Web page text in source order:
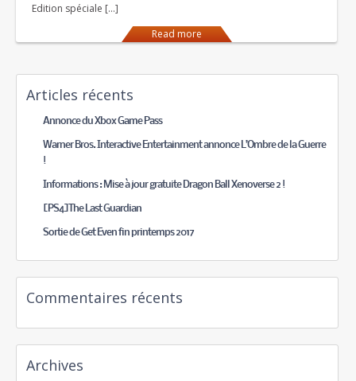
Edition spéciale […]
Read more
Articles récents
Annonce du Xbox Game Pass
Warner Bros. Interactive Entertainment annonce L’Ombre de la Guerre
!
Informations : Mise à jour gratuite Dragon Ball Xenoverse 2 !
[PS4]The Last Guardian
Sortie de Get Even fin printemps 2017
Commentaires récents
Archives